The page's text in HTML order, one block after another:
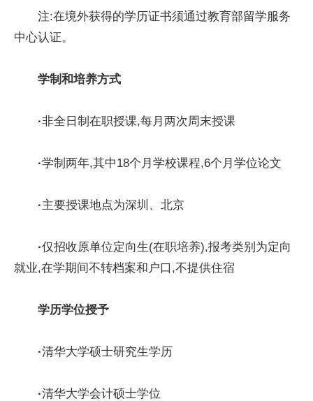
注:在境外获得的学历证书须通过教育部留学服务
中心认证。
学制和培养方式
·非全日制在职授课,每月两次周末授课
·学制两年,其中18个月学校课程,6个月学位论文
·主要授课地点为深圳、北京
·仅招收原单位定向生(在职培养),报考类别为定向
就业,在学期间不转档案和户口,不提供住宿
学历学位授予
·清华大学硕士研究生学历
·清华大学会计硕士学位